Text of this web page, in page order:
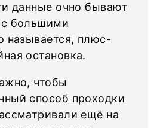
данные очно бывают
с большими
называется, плюс-
остановка.
чтобы
способ проходки
ещё на